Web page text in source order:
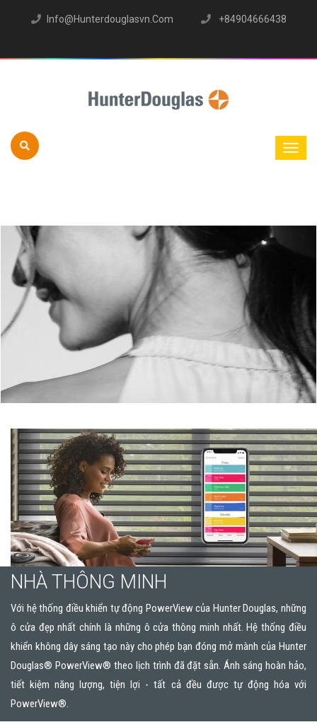
Info@hunterdouglasvn.com +84904666438
NHÀ THÔNG MINH
Với hệ thống điều khiển tự động PowerView của Hunter Douglas, những
ô cửa đẹp nhất chính là những ô cửa thông minh nhất. Hệ thống điều
khiển không dây sáng tạo này cho phép bạn đóng mở mành của Hunter
Douglas® PowerView® theo lịch trình đã đặt sẵn. Ánh sáng hoàn hảo,
tiết kiệm năng lượng, tiện lợi - tất cả đều được tự động hóa với
PowerView®.